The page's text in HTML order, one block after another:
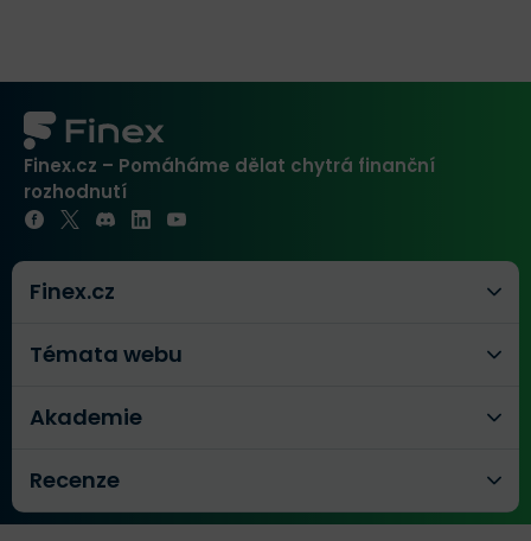
Finex.cz – Pomáháme dělat chytrá finanční
rozhodnutí
Finex.cz
Témata webu
Akademie
Recenze